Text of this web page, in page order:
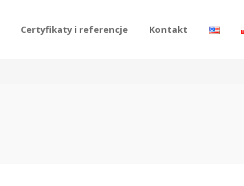
Certyfikaty i referencje Kontakt